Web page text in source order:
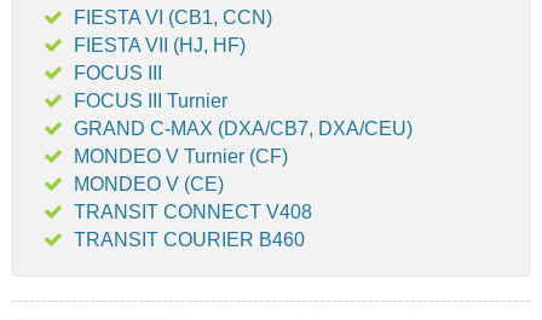
FIESTA VI (CB1, CCN)
FIESTA VII (HJ, HF)
FOCUS III
FOCUS III Turnier
GRAND C-MAX (DXA/CB7, DXA/CEU)
MONDEO V Turnier (CF)
MONDEO V (CE)
TRANSIT CONNECT V408
TRANSIT COURIER B460